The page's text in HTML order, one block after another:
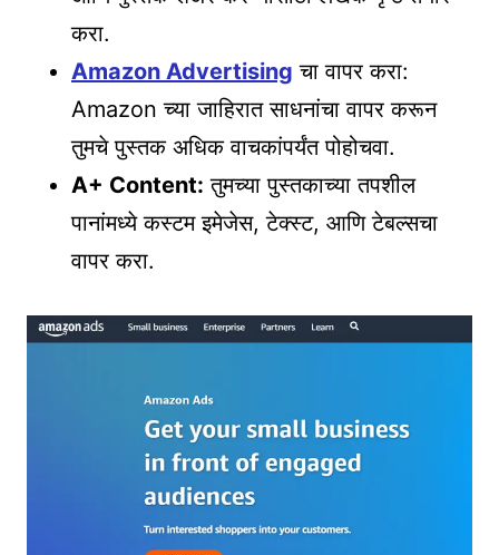
करा.
Amazon Advertising चा वापर करा:
Amazon च्या जाहिरात साधनांचा वापर करून
तुमचे पुस्तक अधिक वाचकांपर्यंत पोहोचवा.
A+ Content: तुमच्या पुस्तकाच्या तपशील
पानांमध्ये कस्टम इमेजेस, टेक्स्ट, आणि टेबल्सचा
वापर करा.